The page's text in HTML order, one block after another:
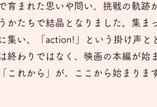
育まれた思いや問い、挑戦の軌跡
かたちで結晶となりました。集ま
集い、「action!」という掛け声と
終わりではなく、映画の本編が始
これから」が、ここから始まります